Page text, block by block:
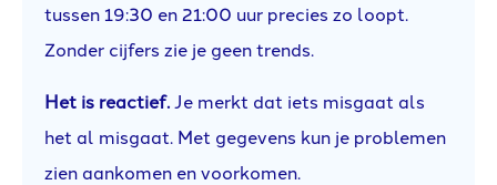
tussen 19:30 en 21:00 uur precies zo loopt.
Zonder cijfers zie je geen trends.
Het is reactief. Je merkt dat iets misgaat als
het al misgaat. Met gegevens kun je problemen
zien aankomen en voorkomen.